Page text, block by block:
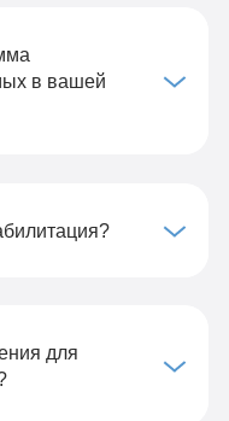
в вашей
для